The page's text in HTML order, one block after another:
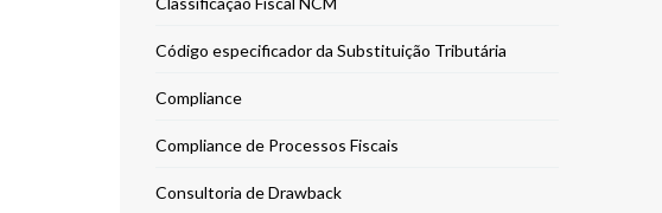
Código especificador da Substituição Tributária
Compliance
Compliance de Processos Fiscais
Consultoria de Drawback